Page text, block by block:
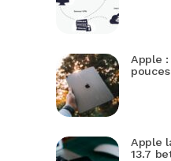
Apple
Apple
13.7